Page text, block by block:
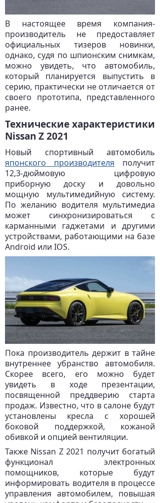
В настоящее время компания-
производитель не предоставляет
официальных тизеров новинки,
однако, судя по шпионским снимкам,
можно увидеть, что автомобиль,
который планируется выпустить в
серию, практически не отличается от
своего прототипа, представленного
ранее.
Технические характеристики
Nissan Z 2021
Новый спортивный автомобиль
японского производителя получит
12,3-дюймовую цифровую
приборную доску и довольно
мощную мультимедийную систему.
По желанию водителя мультимедиа
может синхронизироваться с
карманными гаджетами и другими
устройствами, работающими на базе
Android или IOS.
Пока производитель держит в тайне
внутреннее убранство автомобиля.
Скорее всего, его можно будет
увидеть в ходе презентации,
посвященной преддверию старта
продаж. Известно, что в салоне будут
установлены кресла с хорошей
боковой поддержкой, кожаной
обивкой и опцией вентиляции.
Также Nissan Z 2021 получит богатый
функционал электронных
помощников, которые будут
информировать водителя в процессе
управления автомобилем, повышая